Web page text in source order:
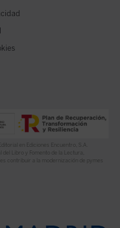
en Ediciones Encuentro, S.A.
Libro y Fomento de la Lectura,
contribuir a la modernización de pymes